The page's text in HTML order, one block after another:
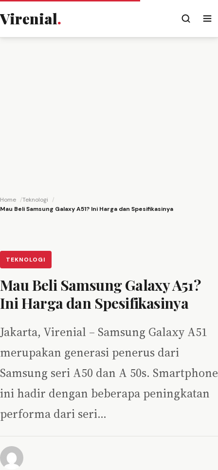
Virenial.
Home
Teknologi
Mau Beli Samsung Galaxy A51? Ini Harga dan Spesifikasinya
TEKNOLOGI
Mau Beli Samsung Galaxy A51?
Ini Harga dan Spesifikasinya
Jakarta, Virenial – Samsung Galaxy A51
merupakan generasi penerus dari
Samsung seri A50 dan A 50s. Smartphone
ini hadir dengan beberapa peningkatan
performa dari seri…